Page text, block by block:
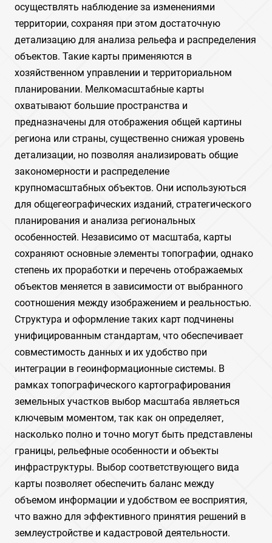
осуществлять наблюдение за изменениями
территории, сохраняя при этом достаточную
детализацию для анализа рельефа и распределения
объектов. Такие карты применяются в
хозяйственном управлении и территориальном
планировании. Мелкомасштабные карты
охватывают большие пространства и
предназначены для отображения общей картины
региона или страны, существенно снижая уровень
детализации, но позволяя анализировать общие
закономерности и распределение
крупномасштабных объектов. Они используються
для общегеографических изданий, стратегического
планирования и анализа региональных
особенностей. Независимо от масштаба, карты
сохраняют основные элементы топографии, однако
степень их проработки и перечень отображаемых
объектов меняется в зависимости от выбранного
соотношения между изображением и реальностью.
Структура и оформление таких карт подчинены
унифицированным стандартам, что обеспечивает
совместимость данных и их удобство при
интеграции в геоинформационные системы. В
рамках топографического картографирования
земельных участков выбор масштаба являеться
ключевым моментом, так как он определяет,
насколько полно и точно могут быть представлены
границы, рельефные особенности и объекты
инфраструктуры. Выбор соответствующего вида
карты позволяет обеспечить баланс между
объемом информации и удобством ее восприятия,
что важно для эффективного принятия решений в
землеустройстве и кадастровой деятельности.